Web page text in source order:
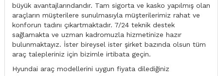
büyük avantajlarındandır. Tam sigorta ve kasko yapılmış olan
araçların müşterilere sunulmasıyla müşterilerimiz rahat ve
konforun tadını çıkartmaktadır. 7/24 teknik destek
sağlamakta ve uzman kadromuzla hizmetinize hazır
bulunmaktayız. İster bireysel ister şirket bazında olsun tüm
araç talepleriniz için bizimle irtibata geçin.
Hyundai araç modellerini uygun fiyata dilediğiniz